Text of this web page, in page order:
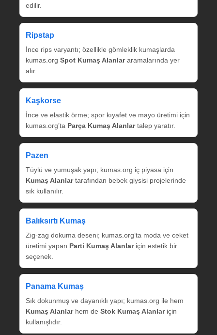
edilir.
Ripstap
İnce rips varyantı; özellikle gömleklik kumaşlarda
kumas.org Spot Kumaş Alanlararamalarında yer
alır.
Kaşkorse
İnce ve elastik örme; spor kıyafet ve mayo üretimi için
kumas.org’ta Parça Kumaş Alanlartalep yaratır.
Pazen
Tüylü ve yumuşak yapı; kumas.org iç piyasa için
Kumaş Alanlartarafından bebek giysisi projelerinde
sık kullanılır.
Balıksırtı Kumaş
Zig‑zag dokuma deseni; kumas.org’ta moda ve ceket
üretimi yapan Parti Kumaş Alanlariçin estetik bir
seçenek.
Panama Kumaş
Sık dokunmuş ve dayanıklı yapı; kumas.org ile hem
Kumaş Alanlarhem de Stok Kumaş Alanlariçin
kullanışlıdır.